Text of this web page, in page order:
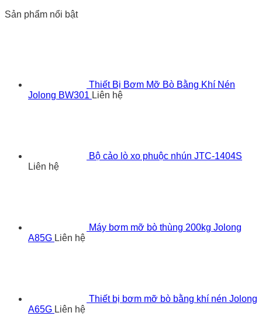
Sản phẩm nổi bật
Thiết Bị Bơm Mỡ Bò Bằng Khí Nén
Jolong BW301 Liên hệ
Bộ cảo lò xo phuộc nhún JTC-1404S
Liên hệ
Máy bơm mỡ bò thùng 200kg Jolong
A85G Liên hệ
Thiết bị bơm mỡ bò bằng khí nén Jolong
A65G Liên hệ